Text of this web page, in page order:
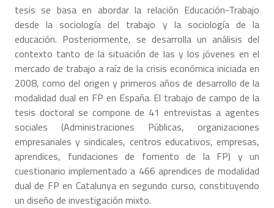
tesis se basa en abordar la relación Educación-Trabajo
desde la sociología del trabajo y la sociología de la
educación. Posteriormente, se desarrolla un análisis del
contexto tanto de la situación de las y los jóvenes en el
mercado de trabajo a raíz de la crisis económica iniciada en
2008, como del origen y primeros años de desarrollo de la
modalidad dual en FP en España. El trabajo de campo de la
tesis doctoral se compone de 41 entrevistas a agentes
sociales (Administraciones Públicas, organizaciones
empresariales y sindicales, centros educativos, empresas,
aprendices, fundaciones de fomento de la FP) y un
cuestionario implementado a 466 aprendices de modalidad
dual de FP en Catalunya en segundo curso, constituyendo
un diseño de investigación mixto.